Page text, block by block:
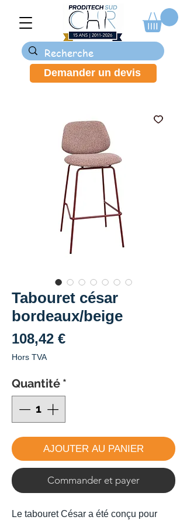
Demander un devis
Tabouret césar
bordeaux/beige
108,42 €Prix
Hors TVA
Quantité *
AJOUTER AU PANIER
Commander et payer
Le tabouret César a été conçu pour